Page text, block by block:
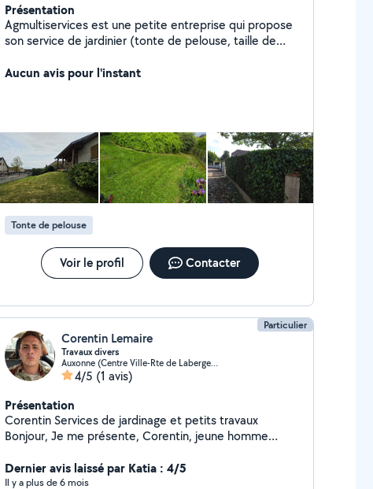
Présentation
Agmultiservices est une petite entreprise qui propose
son service de jardinier (tonte de pelouse, taille de
etétage.
Aucun avis pour l'instant
Tonte de pelouse
Voir le profil Contacter
Particulier
Corentin Lemaire
Travaux divers
Auxonne (Centre Ville-Rte de Labergement)
4/5 (1 avis)
Présentation
Corentin Services de jardinage et petits travaux
Bonjour, Je me présente, Corentin, jeune homme
recherche de chantiers afin de développer mes
compétences, enrichir mon expérience et proposer un
Dernier avis laissé par Katia : 4/5
Il y a plus de 6 mois